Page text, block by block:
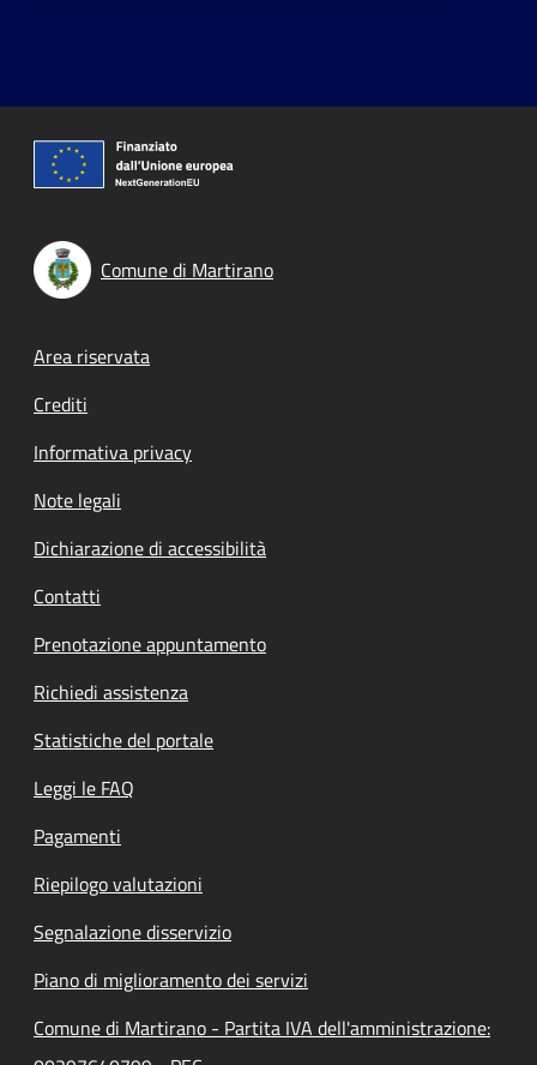
Comune di Martirano
Footer menu
Area riservata
Crediti
Informativa privacy
Note legali
Dichiarazione di accessibilità
Contatti
Prenotazione appuntamento
Richiedi assistenza
Statistiche del portale
Leggi le FAQ
Pagamenti
Riepilogo valutazioni
Segnalazione disservizio
Piano di miglioramento dei servizi
Comune di Martirano - Partita IVA dell'amministrazione: